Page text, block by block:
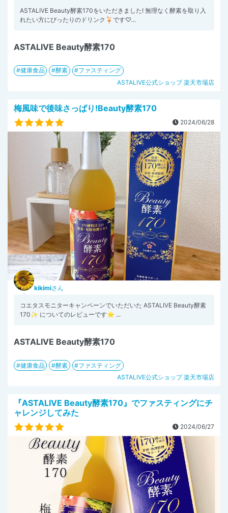
ASTALIVE Beauty酵素170をいただきました! 無理なく酵素を取り入
れたい方にぴったりのドリンク🍹です♡...
ASTALIVE Beauty酵素170
健康食品 酵素
ファスティング
ASTALIVE公式ショップ 楽天市場店
梅風味で後味さっぱり!Beauty酵素170
2024/06/28
kikimiさん
コエタスモニターキャンペーンでいただいた ASTALIVE Beauty酵素
170✨ についてのレビューです⭐️ ...
ASTALIVE Beauty酵素170
健康食品 酵素
ファスティング
ASTALIVE公式ショップ 楽天市場店
『ASTALIVE Beauty酵素170』でファスティングにチ
ャレンジしてみた
2024/06/27